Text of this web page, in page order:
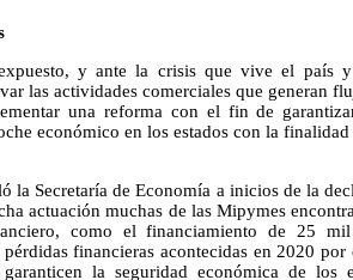
y ante la crisis que vive el país
las actividades comerciales que generan
una reforma con el fin de
económico en los estados con la
la Secretaría de Economía a inicios de la
actuación muchas de las Mipymes
como el financiamiento de 25
financieras acontecidas en 2020
la seguridad económica de los